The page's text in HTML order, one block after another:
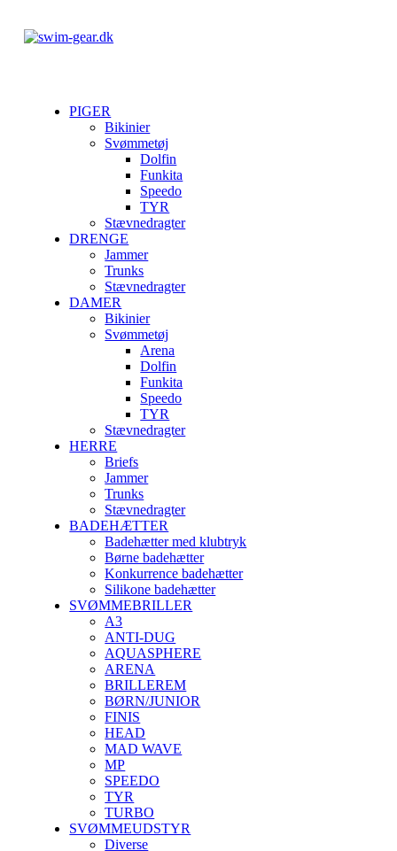
PIGER
Bikinier
Svømmetøj
Dolfin
Funkita
Speedo
TYR
Stævnedragter
DRENGE
Jammer
Trunks
Stævnedragter
DAMER
Bikinier
Svømmetøj
Arena
Dolfin
Funkita
Speedo
TYR
Stævnedragter
HERRE
Briefs
Jammer
Trunks
Stævnedragter
BADEHÆTTER
Badehætter med klubtryk
Børne badehætter
Konkurrence badehætter
Silikone badehætter
SVØMMEBRILLER
A3
ANTI-DUG
AQUASPHERE
ARENA
BRILLEREM
BØRN/JUNIOR
FINIS
HEAD
MAD WAVE
MP
SPEEDO
TYR
TURBO
SVØMMEUDSTYR
Diverse